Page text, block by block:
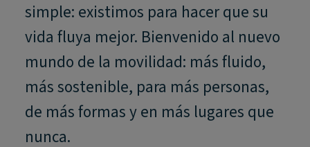
simple: existimos para hacer que su
vida fluya mejor. Bienvenido al nuevo
mundo de la movilidad: más fluido,
más sostenible, para más personas,
de más formas y en más lugares que
nunca.